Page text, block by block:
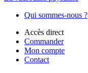
Qui sommes-nous ?
Accès direct
Commander
Mon compte
Contact